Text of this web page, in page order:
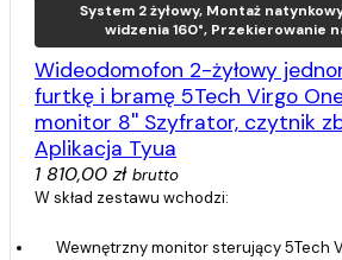
System 2 żyłowy, Montaż
widzenia 160°, Przekierowanie
Wideodomofon 2-żyłowy
furtkę i bramę 5Tech Virgo
monitor 8'' Szyfrator, czytnik
Aplikacja Tyua
1 810,00 zł brutto
W skład zestawu wchodzi:
Wewnętrzny monitor sterujący 5Tech